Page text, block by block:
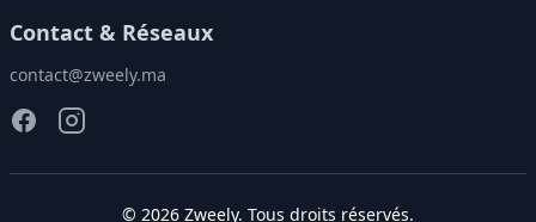
Contact & Réseaux
contact@zweely.ma
© 2026 Zweely. Tous droits réservés.